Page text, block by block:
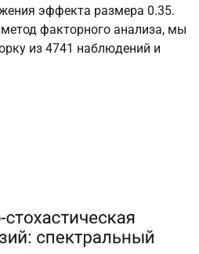
эффекта размера 0.35.
факторного анализа, мы
из 4741 наблюдений и